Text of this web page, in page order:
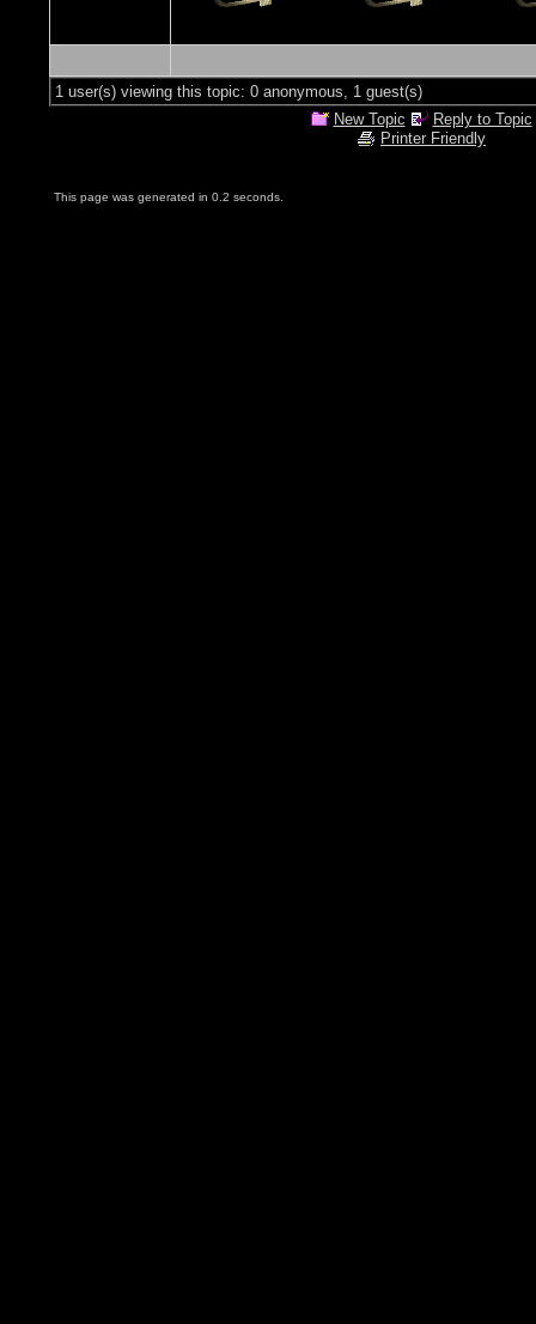
1 user(s) viewing this topic: 0 anonymous, 1 guest(s)
New Topic
Reply to Topic
Printer Friendly
This page was generated in 0.2 seconds.